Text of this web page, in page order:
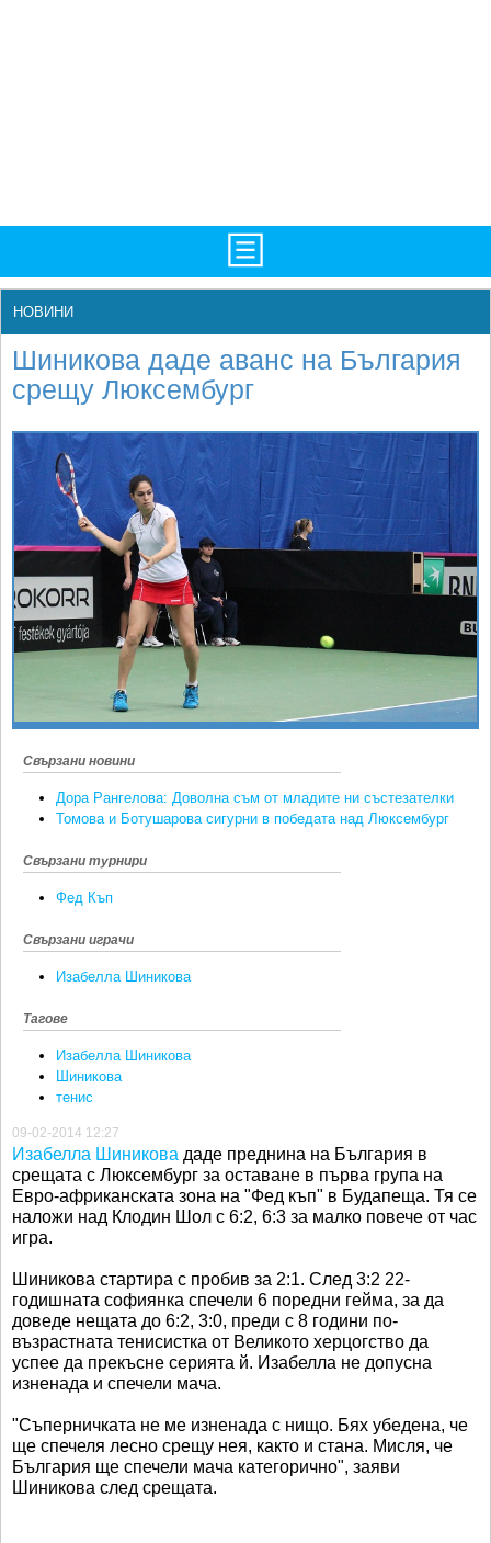
НОВИНИ
БГ
WTA
LIVE SCORES
ТУРНИРИ
КЛУБОВЕ
БЛОГ
ЖЪЛТО
РАКЕТНИ
Фотогалерии
Рекорди/Статистика
Екипировка
Любопитно
Истории
Спорт&Фитнес
Други
НОВИНИ
Шиникова даде аванс на България
срещу Люксембург
Свързани новини
Дора Рангелова: Доволна съм от младите ни състезателки
Томова и Ботушарова сигурни в победата над Люксембург
Свързани турнири
Фед Къп
Свързани играчи
Изабелла Шиникова
Тагове
Изабелла Шиникова
Шиникова
тенис
09-02-2014 12:27
Изабелла Шиникова даде преднина на България в
срещата с Люксембург за оставане в първа група на
Евро-африканската зона на "Фед къп" в Будапеща. Тя се
наложи над Клодин Шол с 6:2, 6:3 за малко повече от час
игра.
Шиникова стартира с пробив за 2:1. След 3:2 22-
годишната софиянка спечели 6 поредни гейма, за да
доведе нещата до 6:2, 3:0, преди с 8 години по-
възрастната тенисистка от Великото херцогство да
успее да прекъсне серията й. Изабелла не допусна
изненада и спечели мача.
"Съперничката не ме изненада с нищо. Бях убедена, че
ще спечеля лесно срещу нея, както и стана. Мисля, че
България ще спечели мача категорично", заяви
Шиникова след срещата.